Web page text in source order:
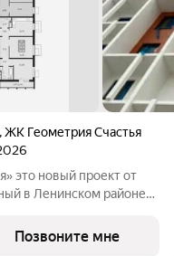
,ЖК Геометрия Счастья
от
в Ленинском районе
панелей завода
Позвоните мне